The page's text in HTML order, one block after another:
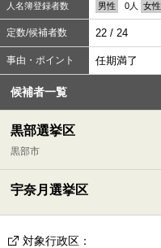
人名簿登録者数
男性
0人 女性
定数/候補者数 22 / 24
事由・ポイント 任期満了
候補者一覧
黒部選挙区
黒部市
宇奈月選挙区
対象行政区 ：